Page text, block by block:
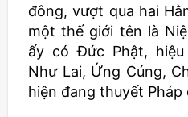
đông, vượt qua hai
một thế giới tên là
ấy có Đức Phật,
Như Lai, Ứng Cúng,
hiện đang thuyết Pháp